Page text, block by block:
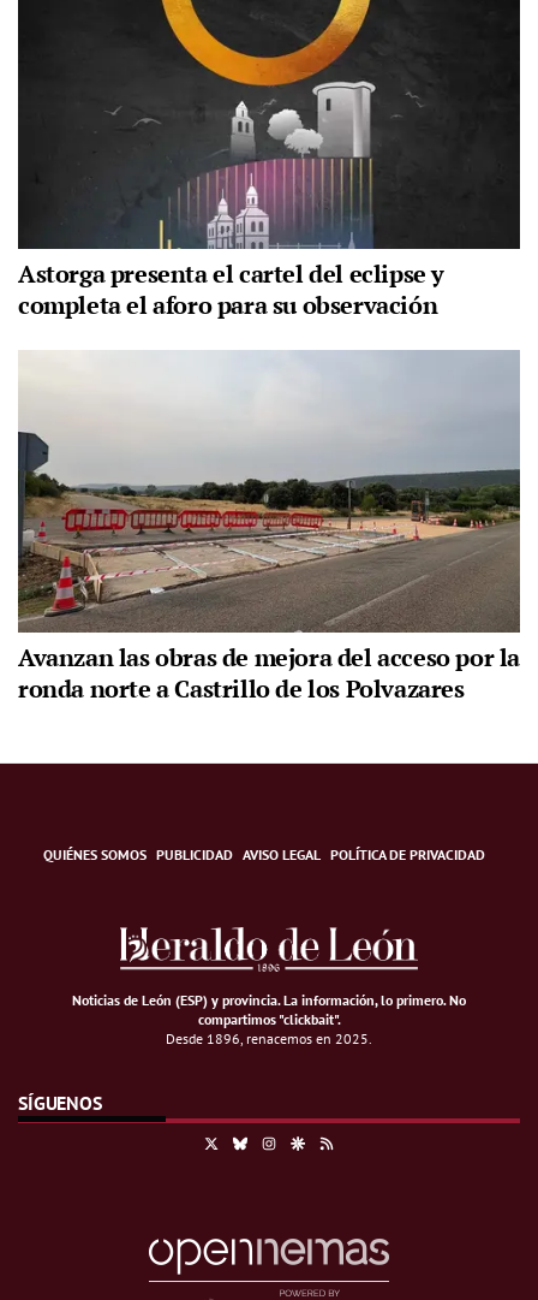
Astorga presenta el cartel del eclipse y
completa el aforo para su observación
Avanzan las obras de mejora del acceso por la
ronda norte a Castrillo de los Polvazares
QUIÉNES SOMOS PUBLICIDAD AVISO LEGAL POLÍTICA DE PRIVACIDAD
Noticias de León (ESP) y provincia. La información, lo primero.No
compartimos "clickbait".
Desde 1896, renacemos en 2025.
SÍGUENOS
BlueskyInstagramGoogle Discover